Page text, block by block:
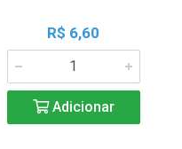
R$ 6,60
Adicionar